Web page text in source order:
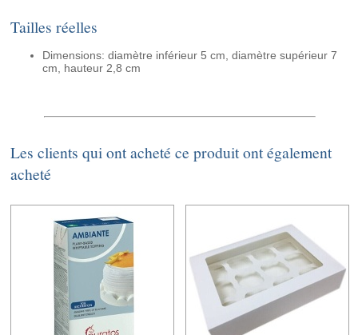
Tailles réelles
Dimensions: diamètre inférieur 5 cm, diamètre supérieur 7
cm, hauteur 2,8 cm
Les clients qui ont acheté ce produit ont également
acheté